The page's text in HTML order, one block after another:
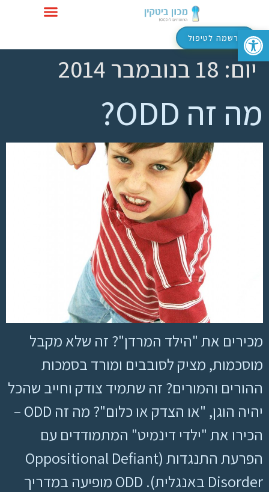
פתח סרגל נגישותהרשמה לטיפול
יום: 18 בנובמבר 2014
מה זה ODD?
מכירים את "הילד המרדן"? זה שלא מקבל
מוסכמות, מציק לסובבים ומורד בסמכות
ההורים והמורים? זה שתמיד צודק וחייב שהכל
יהיה הוגן, "או הצדק או כלום"? מה זה ODD –
הכירו את "ילדי דינמיט" המתמודדים עם
הפרעת התנגדות (Oppositional Defiant
Disorder באנגלית). ODD מופיעה במדריך